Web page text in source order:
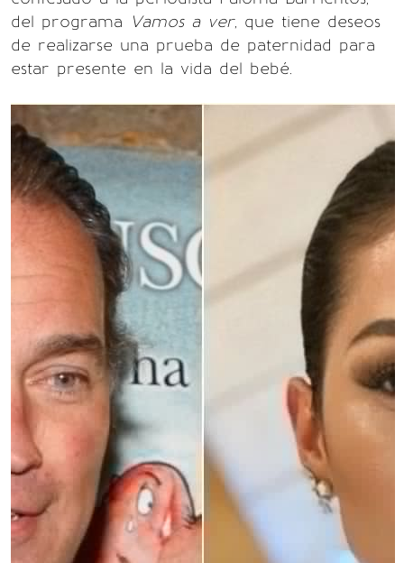
del programa Vamos a ver, que tiene deseos
de realizarse una prueba de paternidad para
estar presente en la vida del bebé.